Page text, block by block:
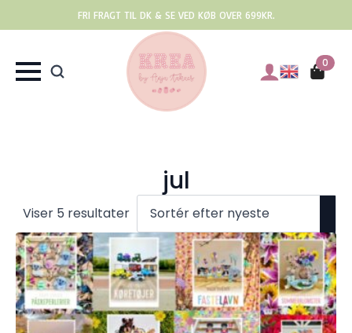
FRI FRAGT TIL DK & SE VED KØB OVER 699KR.
0
jul
Viser 5 resultaterSorteret
efter
seneste